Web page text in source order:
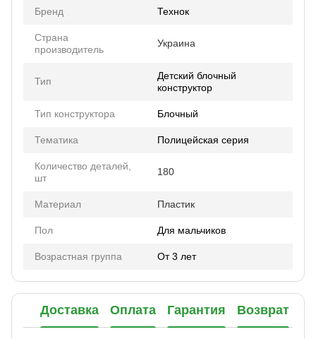
Бренд Технок
Страна
производитель
Украина
Тип
Детский блочный
конструктор
Тип конструктора Блочный
Тематика Полицейская серия
Количество деталей,
шт
180
Материал Пластик
Пол Для мальчиков
Возрастная группа От 3 лет
Доставка Оплата Гарантия Возврат